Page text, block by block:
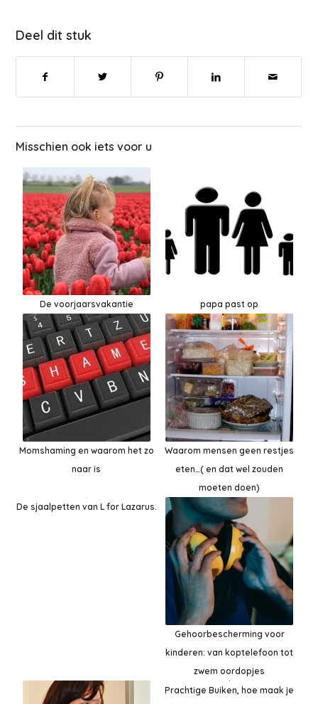
Deel dit stuk
Misschien ook iets voor u
De voorjaarsvakantie papa past op
Momshaming en waarom het zo
naar is
Waarom mensen geen restjes
eten…( en dat wel zouden
moeten doen)
De sjaalpetten van L for Lazarus.
Gehoorbescherming voor
kinderen: van koptelefoon tot
zwem oordopjes
Prachtige Buiken, hoe maak je